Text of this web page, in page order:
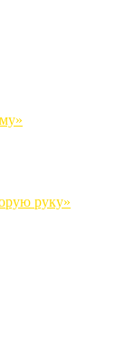
руку»